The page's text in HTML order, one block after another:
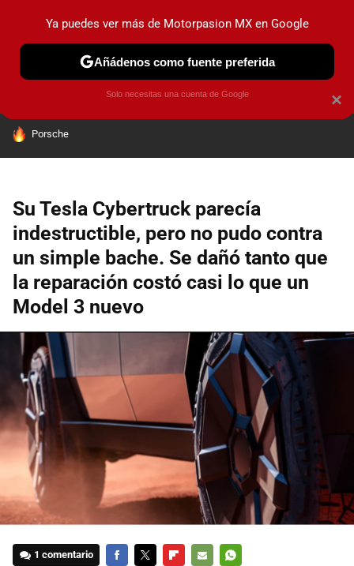
PRUEBAS INDUSTRIA HOY NO CIRCULA
HOY SE HABLA DE
Porsche
Su Tesla Cybertruck parecía
indestructible, pero no pudo contra
un simple bache. Se dañó tanto que
la reparación costó casi lo que un
Model 3 nuevo
1 comentario
×
Ya puedes ver más de Motorpasion MX en Google
Añádenos como fuente preferida
Solo necesitas una cuenta de Google